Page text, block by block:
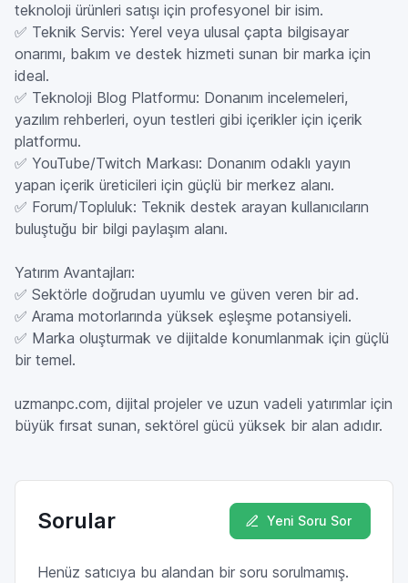
teknoloji ürünleri satışı için profesyonel bir isim.
✅ Teknik Servis: Yerel veya ulusal çapta bilgisayar
onarımı, bakım ve destek hizmeti sunan bir marka için
ideal.
✅ Teknoloji Blog Platformu: Donanım incelemeleri,
yazılım rehberleri, oyun testleri gibi içerikler için içerik
platformu.
✅ YouTube/Twitch Markası: Donanım odaklı yayın
yapan içerik üreticileri için güçlü bir merkez alanı.
✅ Forum/Topluluk: Teknik destek arayan kullanıcıların
buluştuğu bir bilgi paylaşım alanı.
Yatırım Avantajları:
✅ Sektörle doğrudan uyumlu ve güven veren bir ad.
✅ Arama motorlarında yüksek eşleşme potansiyeli.
✅ Marka oluşturmak ve dijitalde konumlanmak için güçlü
bir temel.
uzmanpc.com, dijital projeler ve uzun vadeli yatırımlar için
büyük fırsat sunan, sektörel gücü yüksek bir alan adıdır.
Sorular Yeni Soru Sor
Henüz satıcıya bu alandan bir soru sorulmamış.